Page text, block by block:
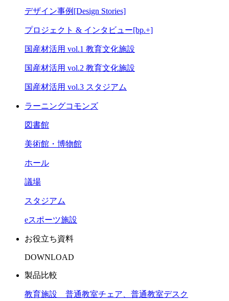
デザイン事例[Design Stories]
プロジェクト & インタビュー[bp.+]
国産材活用 vol.1 教育文化施設
国産材活用 vol.2 教育文化施設
国産材活用 vol.3 スタジアム
ラーニングコモンズ
図書館
美術館・博物館
ホール
議場
スタジアム
eスポーツ施設
お役立ち資料
DOWNLOAD
製品比較
教育施設 普通教室チェア、普通教室デスク